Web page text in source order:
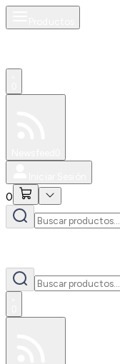
0